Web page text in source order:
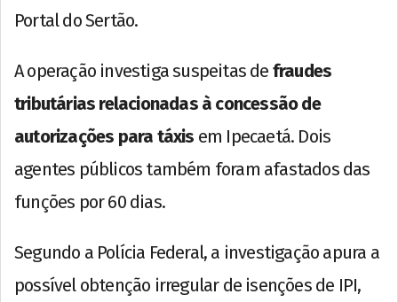
Portal do Sertão.
A operação investiga suspeitas de fraudes
tributárias relacionadas à concessão de
autorizações para táxis em Ipecaetá. Dois
agentes públicos também foram afastados das
funções por 60 dias.
Segundo a Polícia Federal, a investigação apura a
possível obtenção irregular de isenções de IPI,